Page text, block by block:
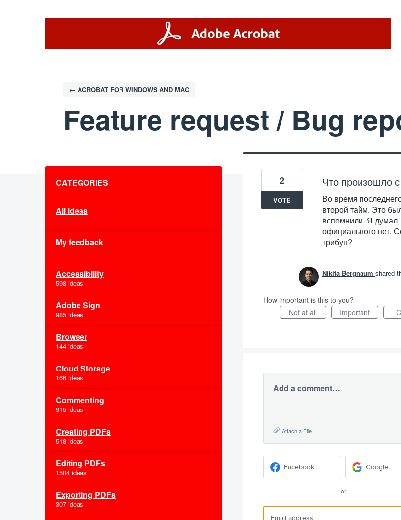
← ACROBAT FOR WINDOWS AND MAC
Feature request / Bug
CATEGORIES
All ideas
My feedback
Accessibility
598 ideas
Adobe Sign
985 ideas
Browser
144 ideas
Cloud Storage
166 ideas
Commenting
915 ideas
Creating PDFs
518 ideas
Editing PDFs
1504 ideas
Exporting PDFs
307 ideas
Что произошло
Во время
второй тайм. Это
вспомнили. Я думал,
официального нет.
трибун?
2
VOTE
Nikita Bergnaum shared
How important is this to you?
Not at all
Important
Add a comment…
Attach a File
Facebook Google
or